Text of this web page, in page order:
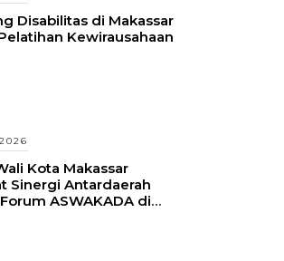
Disabilitas di Makassar
Kewirausahaan
Kota Makassar
Sinergi Antardaerah
ASWAKADA di